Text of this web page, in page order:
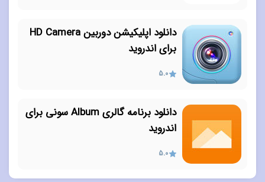
دانلود اپلیکیشن دوربین HD Camera
برای اندروید
5.0
دانلود برنامه گالری Album سونی برای
اندروید
5.0